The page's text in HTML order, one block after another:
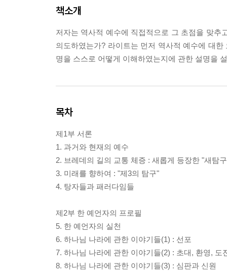
책소개
저자는 역사적 예수에 직접적으로 그 초점을 맞추
의도하였는가? 라이트는 먼저 역사적 예수에 대
명을 스스로 어떻게 이해하였는지에 관한 설명을
목차
제1부 서론
1. 과거와 현재의 예수
2. 브레데의 길의 교통 체증 : 새롭게 등장한 "새탐
3. 미래를 향하여 : "제3의 탐구"
4. 탕자들과 패러다임들
제2부 한 예언자의 프로필
5. 한 예언자의 실천
6. 하나님 나라에 관한 이야기들(1) : 선포
7. 하나님 나라에 관한 이야기들(2) : 초대, 환영, 도
8. 하나님 나라에 관한 이야기들(3) : 심판과 신원